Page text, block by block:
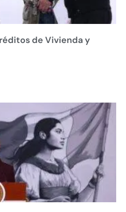
de Vivienda y